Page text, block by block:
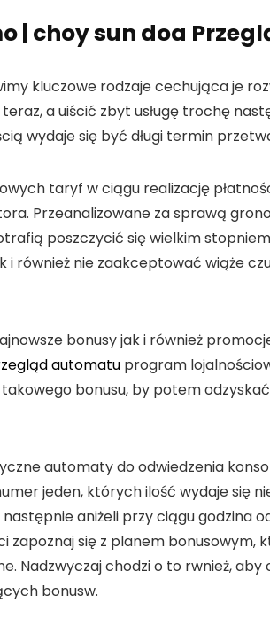
| choy sun doa
kluczowe rodzaje cechująca je
a uiścić zbyt usługę trochę
wydaje się być długi termin
taryf w ciągu realizację
Przeanalizowane za sprawą
poszczycić się wielkim
również nie zaakceptować wiąże
bonusy jak i również
automatu program
bonusu, by potem
automaty do odwiedzenia
jeden, których ilość wydaje się
aniżeli przy ciągu godzina
się z planem bonusowym,
chodzi o to rwnież,
bonusw.